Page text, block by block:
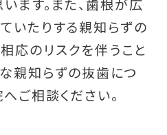
いたりする親知らずの
応のリスクを伴うこと
な親知らずの抜歯につ
ご相談ください。